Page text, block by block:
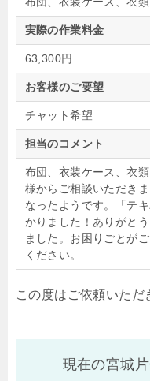
実際の作業料金
63,300円
お客様のご要望
チャット希望
担当のコメント
布団、衣装ケース、衣
様からご相談いただき
なったようです。「テ
かりました！ありがと
ました。お困りごとが
ください。
この度はご依頼いただ
現在の宮城